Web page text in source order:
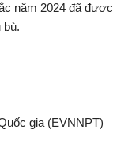
năm 2024 đã được
bù.
gia (EVNNPT)